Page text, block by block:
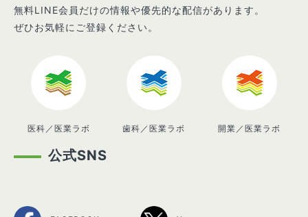
無料LINE会員だけの情報や優先的な配信があります。
ぜひお気軽にご登録ください。
医科／医業ラボ 歯科／医業ラボ 開業／医業ラボ
公式SNS